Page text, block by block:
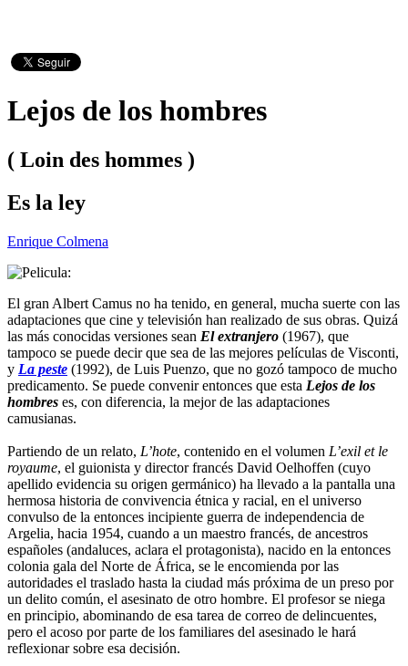
Lejos de los hombres
( Loin des hommes )
Es la ley
Enrique Colmena
El gran Albert Camus no ha tenido, en general, mucha suerte con las
adaptaciones que cine y televisión han realizado de sus obras. Quizá
las más conocidas versiones sean El extranjero (1967), que
tampoco se puede decir que sea de las mejores películas de Visconti,
y La peste (1992), de Luis Puenzo, que no gozó tampoco de mucho
predicamento. Se puede convenir entonces que esta Lejos de los
hombres es, con diferencia, la mejor de las adaptaciones
camusianas.
Partiendo de un relato, L’hote, contenido en el volumen L’exil et le
royaume, el guionista y director francés David Oelhoffen (cuyo
apellido evidencia su origen germánico) ha llevado a la pantalla una
hermosa historia de convivencia étnica y racial, en el universo
convulso de la entonces incipiente guerra de independencia de
Argelia, hacia 1954, cuando a un maestro francés, de ancestros
españoles (andaluces, aclara el protagonista), nacido en la entonces
colonia gala del Norte de África, se le encomienda por las
autoridades el traslado hasta la ciudad más próxima de un preso por
un delito común, el asesinato de otro hombre. El profesor se niega
en principio, abominando de esa tarea de correo de delincuentes,
pero el acoso por parte de los familiares del asesinado le hará
reflexionar sobre esa decisión.